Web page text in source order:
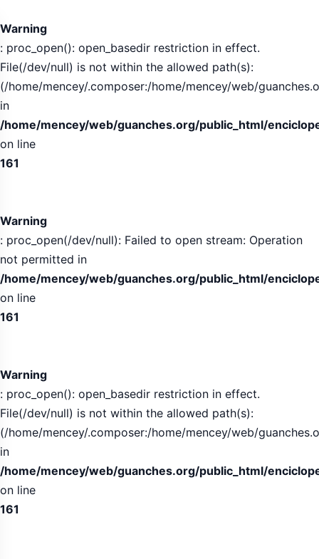
Warning
: proc_open(): open_basedir restriction in effect.
File(/dev/null) is not within the allowed path(s):
(/home/mencey/.composer:/home/mencey/web/
in
/home/mencey/web/guanches.org/public_html/
on line
161
Warning
: proc_open(/dev/null): Failed to open stream: Operation
not permitted in
/home/mencey/web/guanches.org/public_html/
on line
161
Warning
: proc_open(): open_basedir restriction in effect.
File(/dev/null) is not within the allowed path(s):
(/home/mencey/.composer:/home/mencey/web/
in
/home/mencey/web/guanches.org/public_html/
on line
161